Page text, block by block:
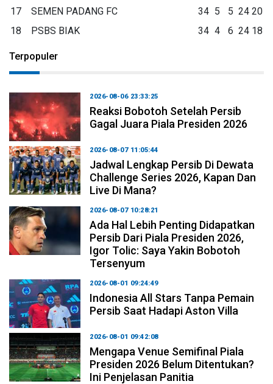
17 SEMEN PADANG FC 34 5 5 24 20
18
PSBS BIAK 34 4 6 24 18
Terpopuler
2026-08-06 23:33:25
Reaksi Bobotoh Setelah Persib
Gagal Juara Piala Presiden 2026
2026-08-07 11:05:44
Jadwal Lengkap Persib Di Dewata
Challenge Series 2026, Kapan Dan
Live Di Mana?
2026-08-07 10:28:21
Ada Hal Lebih Penting Didapatkan
Persib Dari Piala Presiden 2026,
Igor Tolic: Saya Yakin Bobotoh
Tersenyum
2026-08-01 09:24:49
Indonesia All Stars Tanpa Pemain
Persib Saat Hadapi Aston Villa
2026-08-01 09:42:08
Mengapa Venue Semifinal Piala
Presiden 2026 Belum Ditentukan?
Ini Penjelasan Panitia